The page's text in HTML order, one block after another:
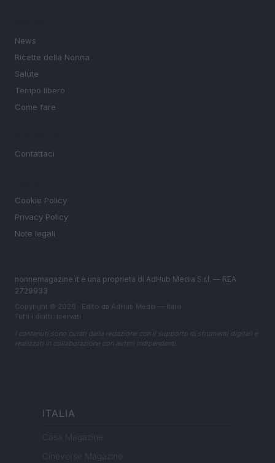
News
Ricette della Nonna
Salute
Tempo libero
Come fare
Contattaci
Cookie Policy
Privacy Policy
Note legali
nonnemagazine.it è una proprietà di AdHub Media S.r.l. — REA
2729933
Copyright © 2026 · Edito da AdHub Media — Italia
Tutti i diritti riservati
I contenuti sono curati dalla redazione con il supporto di strumenti digitali e
realizzati in collaborazione con autori indipendenti.
ITALIA
Casa Magazine
Cineverse Magazine